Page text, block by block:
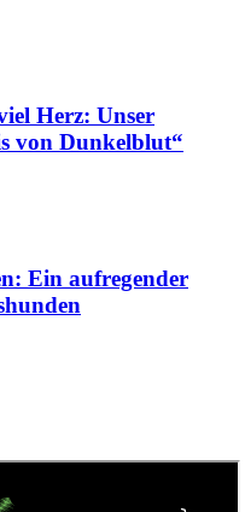
Herz: Unser
von Dunkelblut“
Ein aufregender